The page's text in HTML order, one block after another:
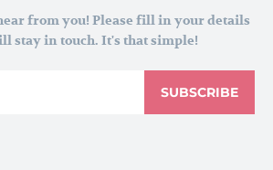
from you! Please fill in your details
stay in touch. It's that simple!
SUBSCRIBE